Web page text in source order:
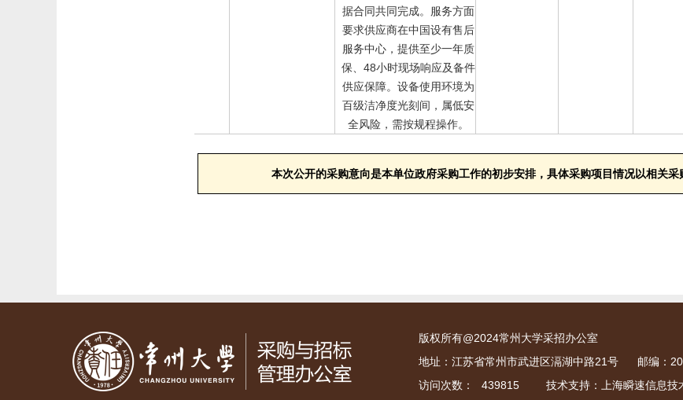
据合同共同完成。服务方面
要求供应商在中国设有售后
服务中心，提供至少一年质
保、48小时现场响应及备件
供应保障。设备使用环境为
百级洁净度光刻间，属低安
全风险，需按规程操作。
本次公开的采购意向是本单位政府采购工作的初步安排，具体采购项目情况以相关采
版权所有@2024常州大学采招办公室
地址：江苏省常州市武进区滆湖中路21号
邮编：
访问次数：
439815 技术支持：上海瞬速信息技